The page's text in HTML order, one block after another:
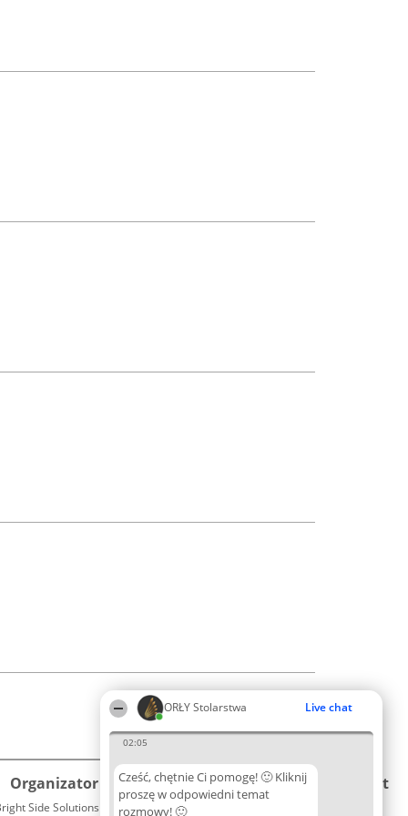
ORŁY Stolarstwa Live chat
02:05
Cześć, chętnie Ci pomogę! 🙂 Kliknij
proszę w odpowiedni temat
rozmowy! 🙂
Organizator plebiscytu
Side Solutions sp. z o. o. sp. k.
Plebiscyt Kontakt